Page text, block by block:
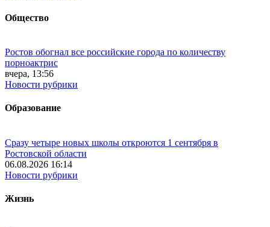
Общество
Ростов обогнал все российские города по количеству
порноактрис
вчера, 13:56
Новости рубрики
Образование
Сразу четыре новых школы откроются 1 сентября в
Ростовской области
06.08.2026 16:14
Новости рубрики
Жизнь